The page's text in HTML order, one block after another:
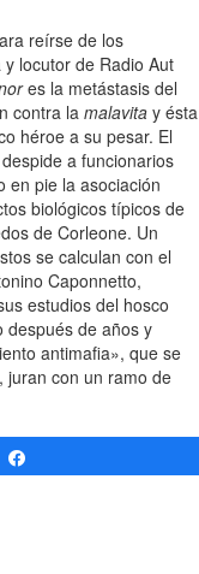
reírse de los
locutor de Radio Aut
es la metástasis del
contra la malavita y ésta
héroe a su pesar. El
a funcionarios
en pie la asociación
biológicos típicos de
de Corleone. Un
se calculan con el
Caponnetto,
estudios del hosco
después de años y
antimafia», que se
juran con un ramo de